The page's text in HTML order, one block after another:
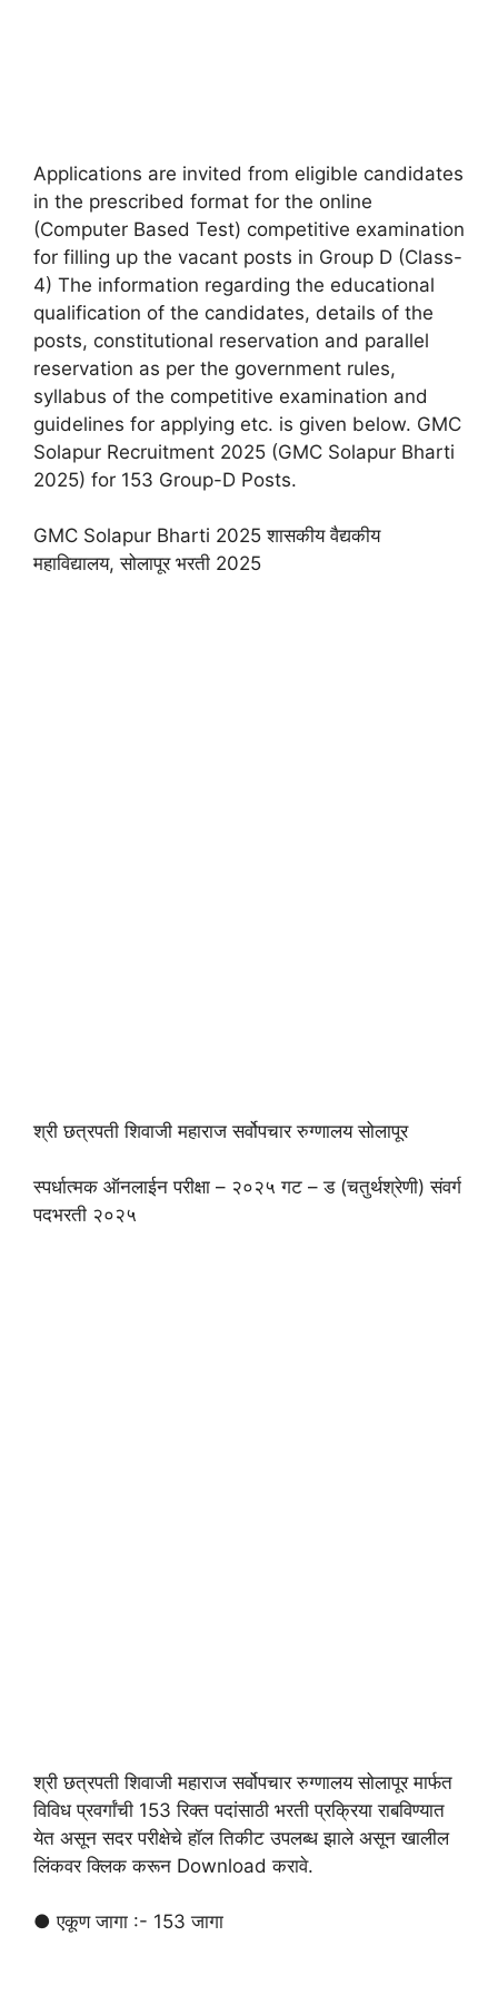
Applications are invited from eligible candidates
in the prescribed format for the online
(Computer Based Test) competitive examination
for filling up the vacant posts in Group D (Class-
4) The information regarding the educational
qualification of the candidates, details of the
posts, constitutional reservation and parallel
reservation as per the government rules,
syllabus of the competitive examination and
guidelines for applying etc. is given below. GMC
Solapur Recruitment 2025 (GMC Solapur Bharti
2025) for 153 Group-D Posts.
GMC Solapur Bharti 2025 शासकीय वैद्यकीय
महाविद्यालय, सोलापूर भरती 2025
श्री छत्रपती शिवाजी महाराज सर्वोपचार रुग्णालय सोलापूर
स्पर्धात्मक ऑनलाईन परीक्षा – २०२५ गट – ड (चतुर्थश्रेणी) संवर्ग
पदभरती २०२५
श्री छत्रपती शिवाजी महाराज सर्वोपचार रुग्णालय सोलापूर मार्फत
विविध प्रवर्गांची 153 रिक्त पदांसाठी भरती प्रक्रिया राबविण्यात
येत असून सदर परीक्षेचे हॉल तिकीट उपलब्ध झाले असून खालील
लिंकवर क्लिक करून Download करावे.
● एकूण जागा :- 153 जागा